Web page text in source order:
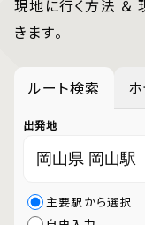
現地に行く方法 ＆
きます。
ルート検索
出発地
主要駅から選択